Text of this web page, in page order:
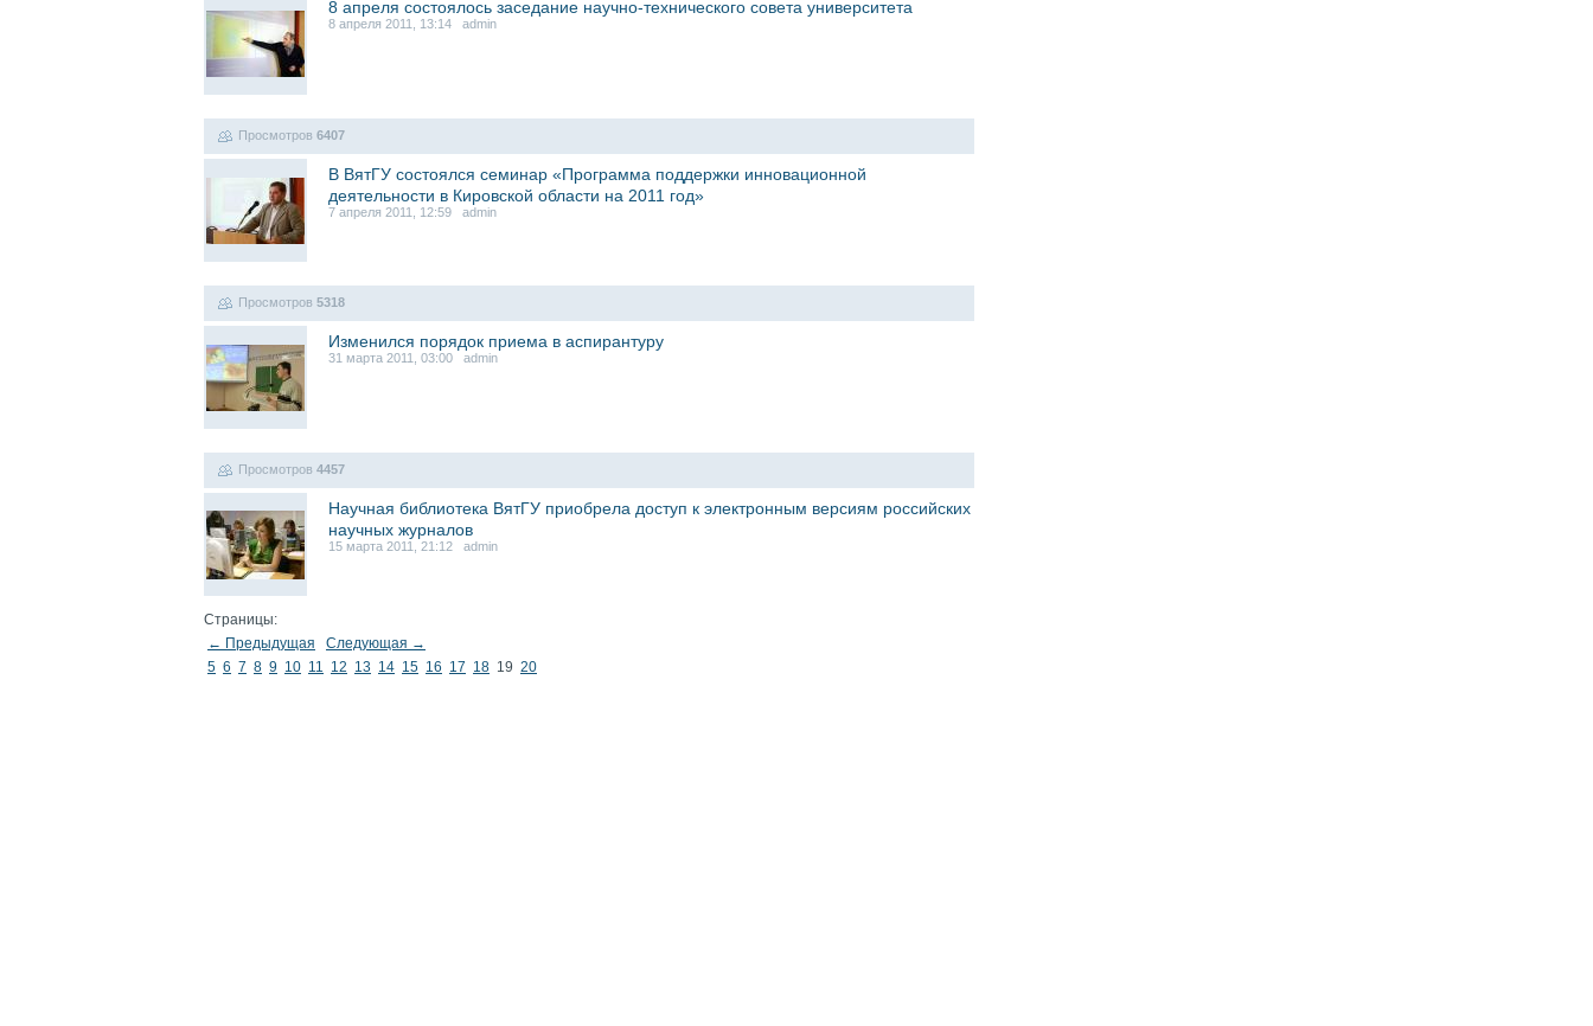
8 апреля состоялось заседание научно-технического совета университета
8 апреля 2011, 13:14 admin
Просмотров 6407
В ВятГУ состоялся семинар «Программа поддержки инновационной
деятельности в Кировской области на 2011 год»
7 апреля 2011, 12:59 admin
Просмотров 5318
Изменился порядок приема в аспирантуру
31 марта 2011, 03:00 admin
Просмотров 4457
Научная библиотека ВятГУ приобрела доступ к электронным версиям российских
научных журналов
15 марта 2011, 21:12 admin
Страницы:
← Предыдущая
Следующая →
5 6 7 8 9 10 11 12 13 14 15 16 17 18 19 20